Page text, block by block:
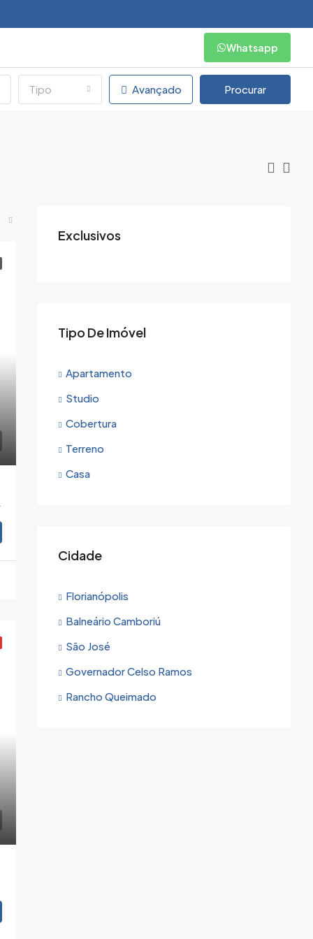
Whatsapp
Tipo Avançado Procurar
Exclusivos
Tipo De Imóvel
Apartamento
Studio
Cobertura
Terreno
Casa
Cidade
Florianópolis
Balneário Camboriú
São José
Governador Celso Ramos
Rancho Queimado